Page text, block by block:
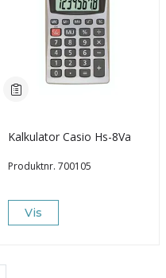
Kalkulator Casio Hs-8Va
Produktnr. 700105
Vis